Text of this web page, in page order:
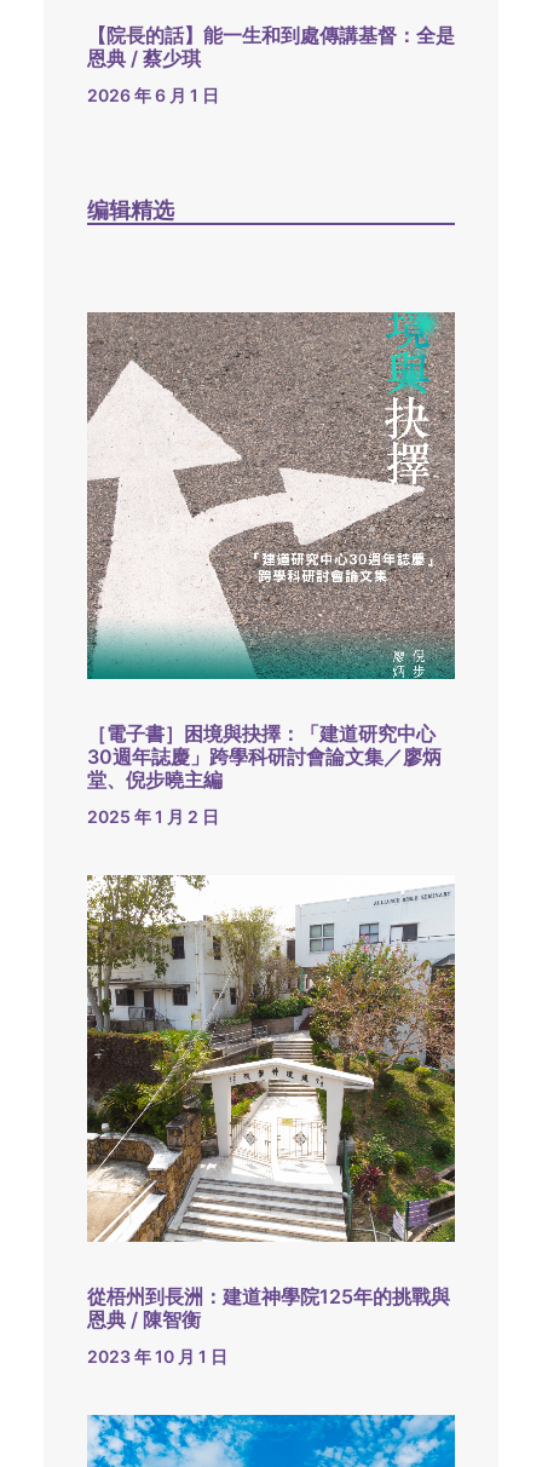
【院長的話】能一生和到處傳講基督：全是
恩典 / 蔡少琪
2026 年 6 月 1 日
编辑精选
［電子書］困境與抉擇：「建道研究中心
30週年誌慶」跨學科研討會論文集／廖炳
堂、倪步曉主編
2025 年 1 月 2 日
從梧州到長洲：建道神學院125年的挑戰與
恩典 / 陳智衡
2023 年 10 月 1 日